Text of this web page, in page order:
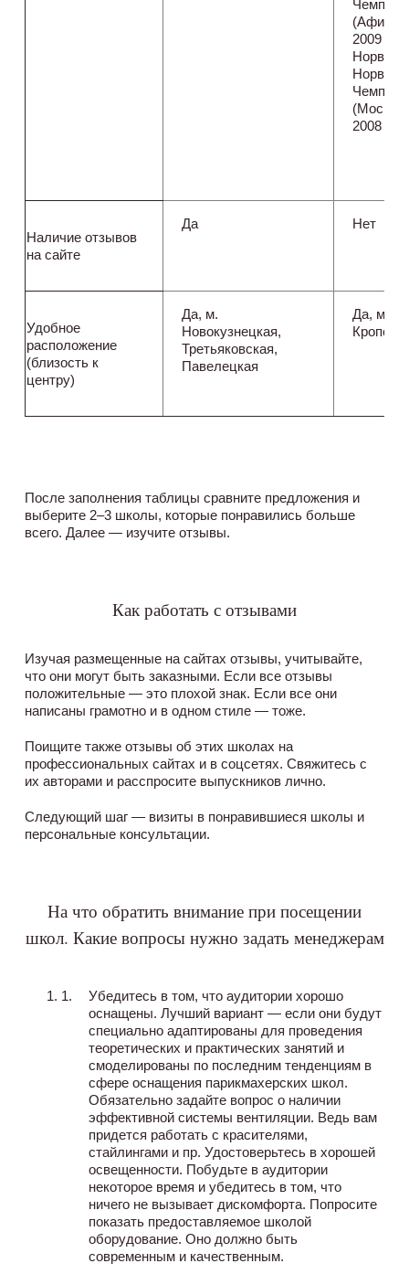
(Афины,
2009 г.),
2008 г.).
Наличие отзывов
на сайте
Да Нет
Удобное
расположение
(близость к
центру)
Да, м.
Новокузнецкая,
Третьяковская,
Павелецкая
Да, м.
После заполнения таблицы сравните предложения и
выберите 2–3 школы, которые понравились больше
всего. Далее — изучите отзывы.
Как работать с отзывами
Изучая размещенные на сайтах отзывы, учитывайте,
что они могут быть заказными. Если все отзывы
положительные — это плохой знак. Если все они
написаны грамотно и в одном стиле — тоже.
Поищите также отзывы об этих школах на
профессиональных сайтах и в соцсетях. Свяжитесь с
их авторами и расспросите выпускников лично.
Следующий шаг — визиты в понравившиеся школы и
персональные консультации.
На что обратить внимание при посещении
школ. Какие вопросы нужно задать менеджерам
Убедитесь в том, что аудитории хорошо
оснащены. Лучший вариант — если они будут
специально адаптированы для проведения
теоретических и практических занятий и
смоделированы по последним тенденциям в
сфере оснащения парикмахерских школ.
Обязательно задайте вопрос о наличии
эффективной системы вентиляции. Ведь вам
придется работать с красителями,
стайлингами и пр. Удостоверьтесь в хорошей
освещенности. Побудьте в аудитории
некоторое время и убедитесь в том, что
ничего не вызывает дискомфорта. Попросите
показать предоставляемое школой
оборудование. Оно должно быть
современным и качественным.